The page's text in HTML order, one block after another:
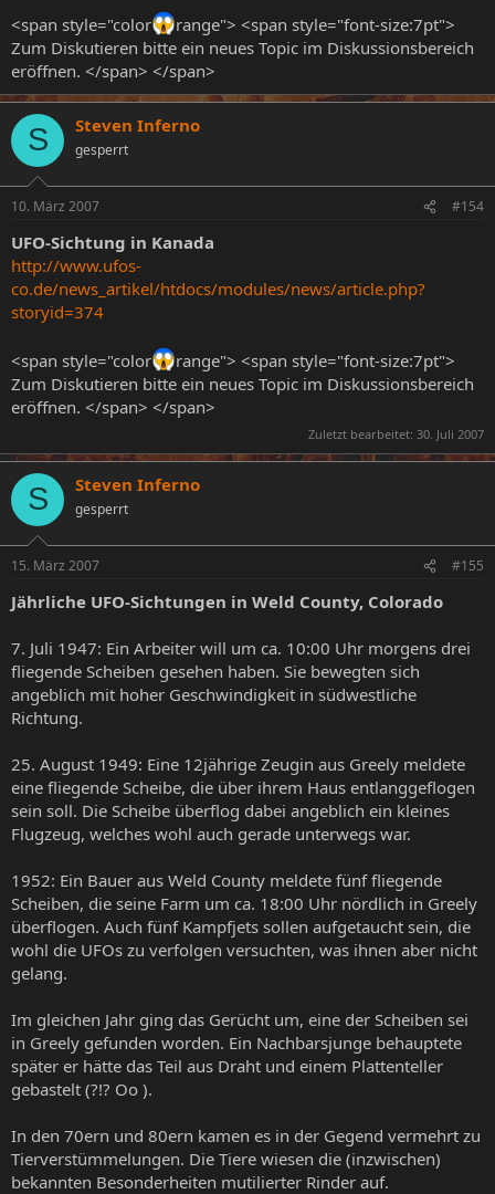
<span style="color
range"> <span style="font-size:7pt">
Zum Diskutieren bitte ein neues Topic im Diskussionsbereich
eröffnen. </span> </span>
S Steven Inferno
gesperrt
10. März 2007 #154
UFO-Sichtung in Kanada
http://www.ufos-
co.de/news_artikel/htdocs/modules/news/article.php?
storyid=374
<span style="color
range"> <span style="font-size:7pt">
Zum Diskutieren bitte ein neues Topic im Diskussionsbereich
eröffnen. </span> </span>
Zuletzt bearbeitet: 30. Juli 2007
S Steven Inferno
gesperrt
15. März 2007 #155
Jährliche UFO-Sichtungen in Weld County, Colorado
7. Juli 1947: Ein Arbeiter will um ca. 10:00 Uhr morgens drei
fliegende Scheiben gesehen haben. Sie bewegten sich
angeblich mit hoher Geschwindigkeit in südwestliche
Richtung.
25. August 1949: Eine 12jährige Zeugin aus Greely meldete
eine fliegende Scheibe, die über ihrem Haus entlanggeflogen
sein soll. Die Scheibe überflog dabei angeblich ein kleines
Flugzeug, welches wohl auch gerade unterwegs war.
1952: Ein Bauer aus Weld County meldete fünf fliegende
Scheiben, die seine Farm um ca. 18:00 Uhr nördlich in Greely
überflogen. Auch fünf Kampfjets sollen aufgetaucht sein, die
wohl die UFOs zu verfolgen versuchten, was ihnen aber nicht
gelang.
Im gleichen Jahr ging das Gerücht um, eine der Scheiben sei
in Greely gefunden worden. Ein Nachbarsjunge behauptete
später er hätte das Teil aus Draht und einem Plattenteller
gebastelt (?!? Oo ).
In den 70ern und 80ern kamen es in der Gegend vermehrt zu
Tierverstümmelungen. Die Tiere wiesen die (inzwischen)
bekannten Besonderheiten mutilierter Rinder auf.